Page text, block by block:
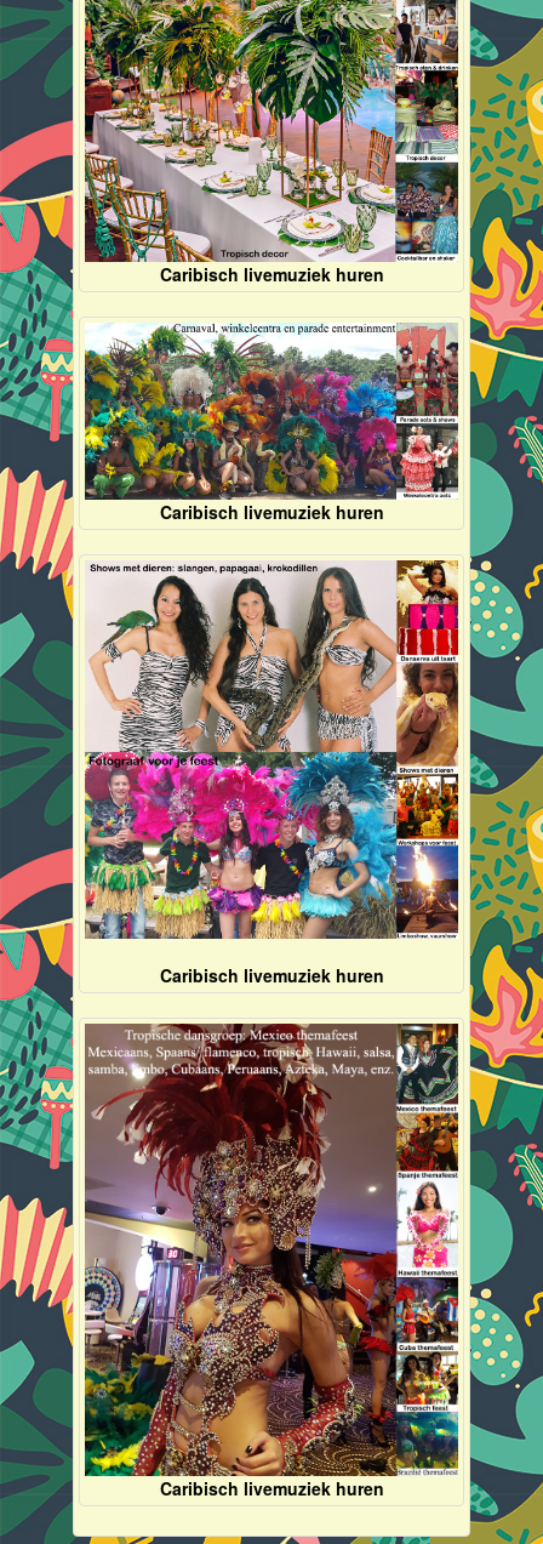
Caribisch livemuziek huren
Caribisch livemuziek huren
Caribisch livemuziek huren
Caribisch livemuziek huren